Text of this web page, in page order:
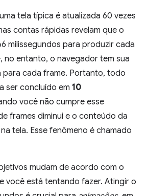
tela típica é atualizada 60 vezes
contas rápidas revelam que o
milissegundos para produzir cada
no entanto, o navegador tem sua
cada frame. Portanto, todo
ser concluído em 10
você não cumpre esse
frames diminui e o conteúdo da
tela. Esse fenômeno é chamado
mudam de acordo com o
você está tentando fazer. Atingir o